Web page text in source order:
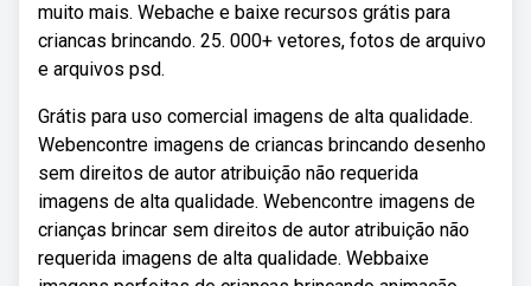
muito mais. Webache e baixe recursos grátis para
criancas brincando. 25. 000+ vetores, fotos de arquivo
e arquivos psd.
Grátis para uso comercial imagens de alta qualidade.
Webencontre imagens de criancas brincando desenho
sem direitos de autor atribuição não requerida
imagens de alta qualidade. Webencontre imagens de
crianças brincar sem direitos de autor atribuição não
requerida imagens de alta qualidade. Webbaixe